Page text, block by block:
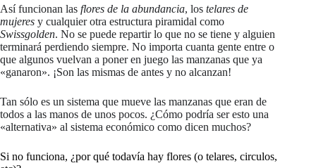
Así funcionan las flores de la abundancia, los telares de
mujeres y cualquier otra estructura piramidal como
Swissgolden. No se puede repartir lo que no se tiene y alguien
terminará perdiendo siempre. No importa cuanta gente entre o
que algunos vuelvan a poner en juego las manzanas que ya
«ganaron». ¡Son las mismas de antes y no alcanzan!
Tan sólo es un sistema que mueve las manzanas que eran de
todos a las manos de unos pocos. ¿Cómo podría ser esto una
«alternativa» al sistema económico como dicen muchos?
Si no funciona, ¿por qué todavía hay flores (o telares, circulos,